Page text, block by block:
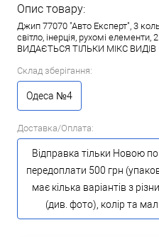
Опис товару:
Джип 77070 "Авто Експерт", 3
світло, інерція, рухомі
ВИДАЄТЬСЯ ТІЛЬКИ МІКС ВИДІВ
Склад зберігання:
Одеса №4
Доставка/Оплата:
Відправка тільки Новою
передоплати 500 грн
має кілька варіантів з
(див. фото), колір та